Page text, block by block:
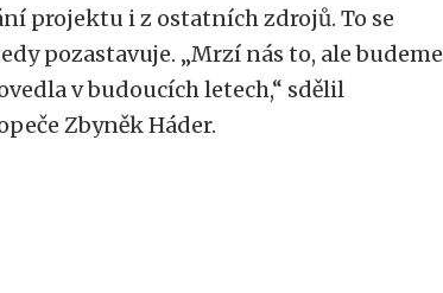
projektu i z ostatních zdrojů. To se
pozastavuje. „Mrzí nás to, ale budeme
v budoucích letech,“ sdělil
Zbyněk Háder.